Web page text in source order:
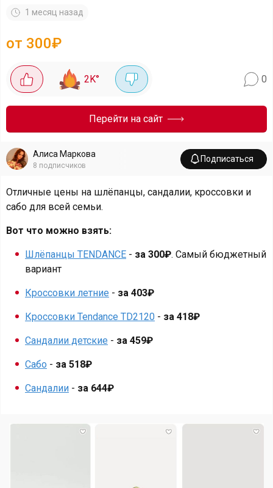
1 месяц назад
от 300₽
2K° 0
Перейти на сайт
Алиса Маркова
8 подписчиков
Подписаться
Отличные цены на шлёпанцы, сандалии, кроссовки и
сабо для всей семьи.
Вот что можно взять:
Шлёпанцы TENDANCE - за 300₽. Самый бюджетный
вариант
Кроссовки летние - за 403₽
Кроссовки Tendance TD2120 - за 418₽
Сандалии детские - за 459₽
Сабо - за 518₽
Сандалии - за 644₽